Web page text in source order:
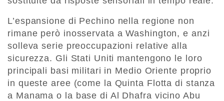
L’espansione di Pechino nella regione non
rimane però inosservata a Washington, e anzi
solleva serie preoccupazioni relative alla
sicurezza. Gli Stati Uniti mantengono le loro
principali basi militari in Medio Oriente proprio
in queste aree (come la Quinta Flotta di stanza
a Manama o la base di Al Dhafra vicino Abu